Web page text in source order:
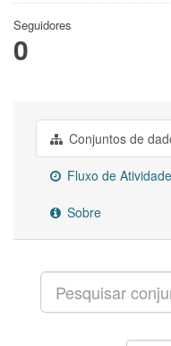
Seguidores
0
Conjuntos de
Fluxo de
Sobre